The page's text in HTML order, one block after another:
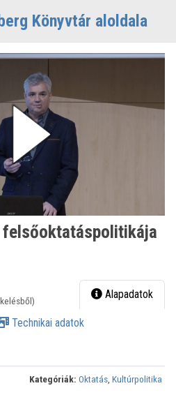
Könyvtár aloldala
felsőoktatáspolitikája
Alapadatok
Technikai adatok
Kategóriák: Oktatás, Kultúrpolitika